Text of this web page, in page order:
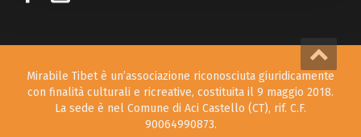
Mirabile Tibet è un’associazione riconosciuta giuridicamente
con finalità culturali e ricreative, costituita il 9 maggio 2018.
La sede è nel Comune di Aci Castello (CT), rif. C.F.
90064990873.